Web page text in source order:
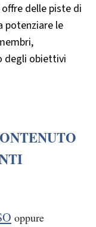
delle piste di
potenziare le
degli obiettivi
oppure